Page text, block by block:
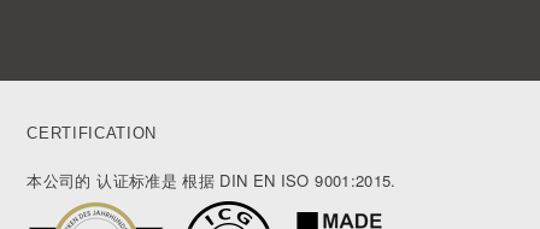
CERTIFICATION
本公司的 认证标准是 根据 DIN EN ISO 9001:2015.